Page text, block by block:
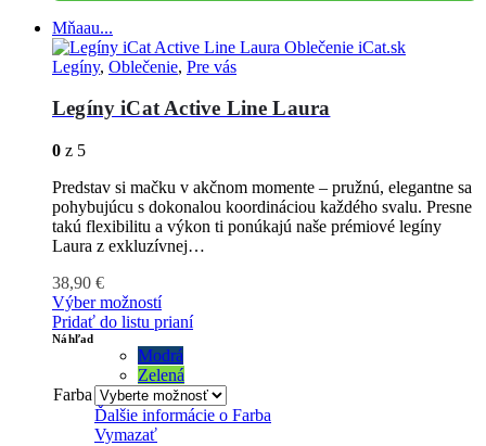
Mňaau...
Legíny, Oblečenie, Pre vás
Legíny iCat Active Line Laura
0 z 5
Predstav si mačku v akčnom momente – pružnú, elegantne sa
pohybujúcu s dokonalou koordináciou každého svalu. Presne
takú flexibilitu a výkon ti ponúkajú naše prémiové legíny
Laura z exkluzívnej…
38,90 €
Výber možností
Pridať do listu prianí
Náhľad
Farba
Modrá
Zelená
Ďalšie informácie o Farba
Vymazať